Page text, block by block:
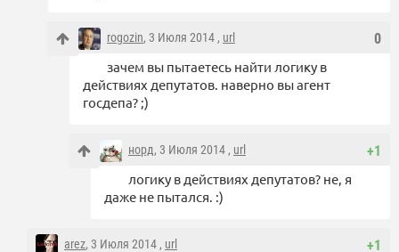
0
rogozin, 3 Июля 2014 , url
зачем вы пытаетесь найти логику в
действиях депутатов. наверно вы агент
госдепа? ;)
+1
норд, 3 Июля 2014 , url
логику в действиях депутатов? не, я
даже не пытался. :)
+1
arez, 3 Июля 2014 , url